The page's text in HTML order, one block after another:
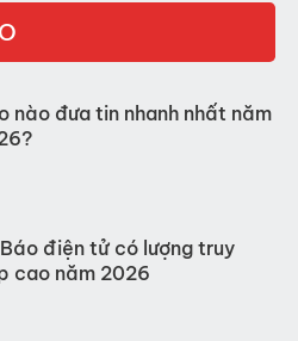
nào đưa tin nhanh nhất năm
điện tử có lượng truy
cao năm 2026